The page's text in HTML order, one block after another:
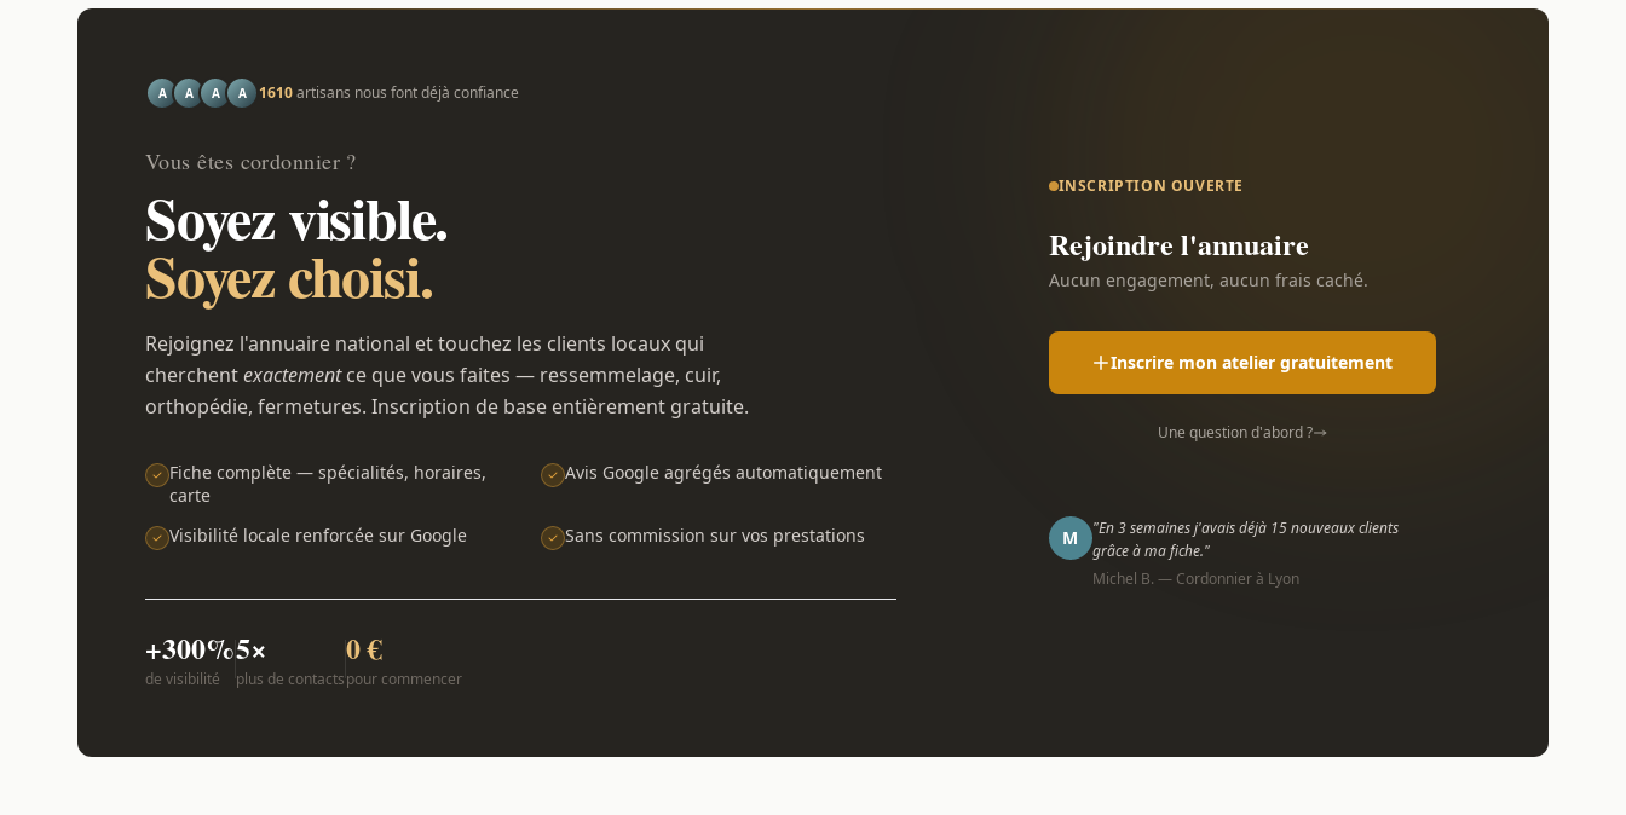
A A A A 1610artisans nous font déjà confiance
Vous êtes cordonnier ?
Soyez visible.
Soyez choisi.
Rejoignez l'annuaire national et touchez les clients locaux qui
cherchentexactementce que vous faites — ressemmelage, cuir,
orthopédie, fermetures. Inscription de base entièrement gratuite.
Fiche complète — spécialités, horaires,
carte
Avis Google agrégés automatiquement
Visibilité locale renforcée sur Google Sans commission sur vos prestations
+300%
de visibilité
5×
plus de contacts
0 €
pour commencer
INSCRIPTION OUVERTE
Rejoindre l'annuaire
Aucun engagement, aucun frais caché.
Inscrire mon atelier gratuitement
Une question d'abord ?
M
"En 3 semaines j'avais déjà 15 nouveaux clients
grâce à ma fiche."
Michel B. — Cordonnier à Lyon